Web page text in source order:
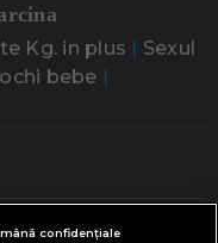
Kg. in plus | Sexul
bebe |
cu sarcina
confidențiale